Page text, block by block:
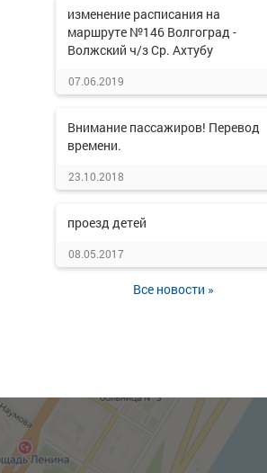
изменение расписания на
маршруте №146 Волгоград -
Волжский ч/з Ср. Ахтубу
07.06.2019
Внимание пассажиров! Перевод
времени.
23.10.2018
проезд детей
08.05.2017
Все новости »